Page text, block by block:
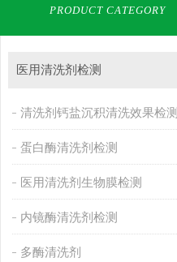
PRODUCT CATEGORY
医用清洗剂检测
清洗剂钙盐沉积清洗效果检测
蛋白酶清洗剂检测
医用清洗剂生物膜检测
内镜酶清洗剂检测
多酶清洗剂